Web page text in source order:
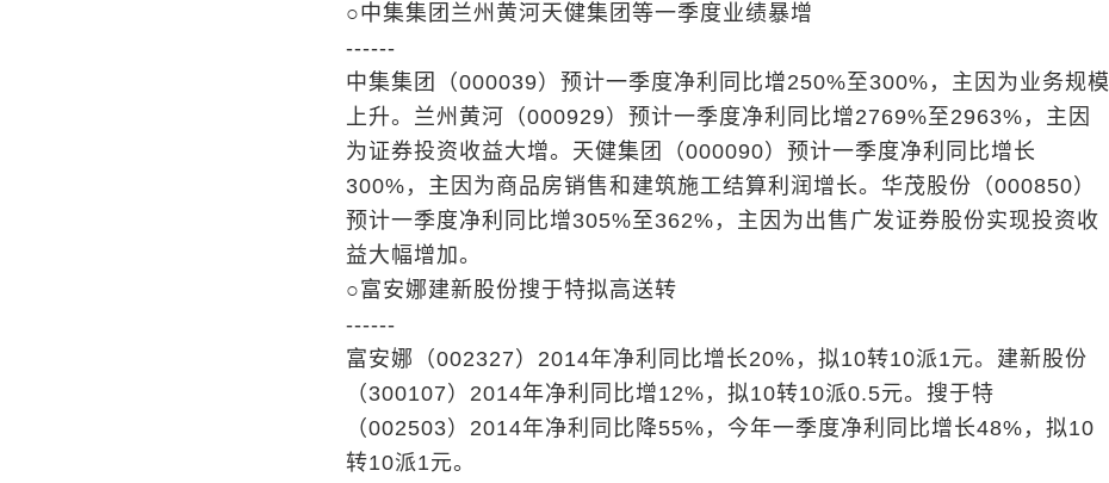
○中集集团兰州黄河天健集团等一季度业绩暴增
------
中集集团（000039）预计一季度净利同比增250%至300%，主因为业务规模
上升。兰州黄河（000929）预计一季度净利同比增2769%至2963%，主因
为证券投资收益大增。天健集团（000090）预计一季度净利同比增长
300%，主因为商品房销售和建筑施工结算利润增长。华茂股份（000850）
预计一季度净利同比增305%至362%，主因为出售广发证券股份实现投资收
益大幅增加。
○富安娜建新股份搜于特拟高送转
------
富安娜（002327）2014年净利同比增长20%，拟10转10派1元。建新股份
（300107）2014年净利同比增12%，拟10转10派0.5元。搜于特
（002503）2014年净利同比降55%，今年一季度净利同比增长48%，拟10
转10派1元。